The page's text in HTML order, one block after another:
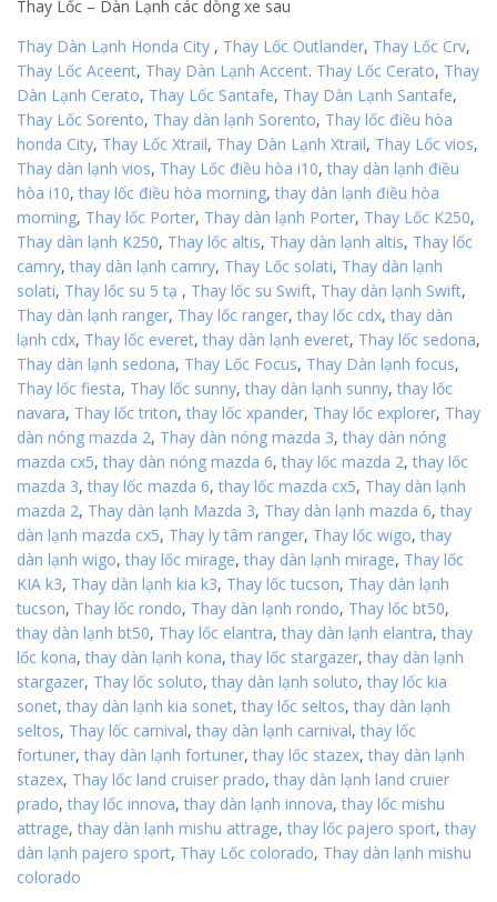
Thay Lốc – Dàn Lạnh các dòng xe sau
Thay Dàn Lạnh Honda City , Thay Lốc Outlander, Thay Lốc Crv,
Thay Lốc Aceent, Thay Dàn Lạnh Accent. Thay Lốc Cerato, Thay
Dàn Lạnh Cerato, Thay Lốc Santafe, Thay Dàn Lạnh Santafe,
Thay Lốc Sorento, Thay dàn lạnh Sorento, Thay lốc điều hòa
honda City, Thay Lốc Xtrail, Thay Dàn Lạnh Xtrail, Thay Lốc vios,
Thay dàn lạnh vios, Thay Lốc điều hòa i10, thay dàn lạnh điều
hòa i10, thay lốc điều hòa morning, thay dàn lạnh điều hòa
morning, Thay lốc Porter, Thay dàn lạnh Porter, Thay Lốc K250,
Thay dàn lạnh K250, Thay lốc altis, Thay dàn lạnh altis, Thay lốc
camry, thay dàn lạnh camry, Thay Lốc solati, Thay dàn lạnh
solati, Thay lốc su 5 tạ , Thay lốc su Swift, Thay dàn lạnh Swift,
Thay dàn lạnh ranger, Thay lốc ranger, thay lốc cdx, thay dàn
lạnh cdx, Thay lốc everet, thay dàn lạnh everet, Thay lốc sedona,
Thay dàn lạnh sedona, Thay Lốc Focus, Thay Dàn lạnh focus,
Thay lốc fiesta, Thay lốc sunny, thay dàn lạnh sunny, thay lốc
navara, Thay lốc triton, thay lốc xpander, Thay lốc explorer, Thay
dàn nóng mazda 2, Thay dàn nóng mazda 3, thay dàn nóng
mazda cx5, thay dàn nóng mazda 6, thay lốc mazda 2, thay lốc
mazda 3, thay lốc mazda 6, thay lốc mazda cx5, Thay dàn lạnh
mazda 2, Thay dàn lạnh Mazda 3, Thay dàn lạnh mazda 6, thay
dàn lạnh mazda cx5, Thay ly tâm ranger, Thay lốc wigo, thay
dàn lạnh wigo, thay lốc mirage, thay dàn lạnh mirage, Thay lốc
KIA k3, Thay dàn lạnh kia k3, Thay lốc tucson, Thay dàn lạnh
tucson, Thay lốc rondo, Thay dàn lạnh rondo, Thay lốc bt50,
thay dàn lạnh bt50, Thay lốc elantra, thay dàn lạnh elantra, thay
lốc kona, thay dàn lạnh kona, thay lốc stargazer, thay dàn lạnh
stargazer, Thay lốc soluto, thay dàn lạnh soluto, thay lốc kia
sonet, thay dàn lạnh kia sonet, thay lốc seltos, thay dàn lạnh
seltos, Thay lốc carnival, thay dàn lạnh carnival, thay lốc
fortuner, thay dàn lạnh fortuner, thay lốc stazex, thay dàn lạnh
stazex, Thay lốc land cruiser prado, thay dàn lạnh land cruier
prado, thay lốc innova, thay dàn lạnh innova, thay lốc mishu
attrage, thay dàn lạnh mishu attrage, thay lốc pajero sport, thay
dàn lạnh pajero sport, Thay Lốc colorado, Thay dàn lạnh mishu
colorado